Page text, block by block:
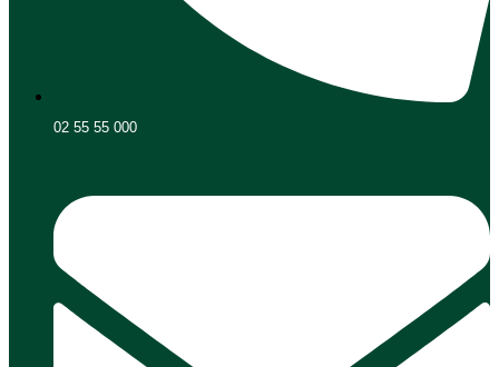
02 55 55 000